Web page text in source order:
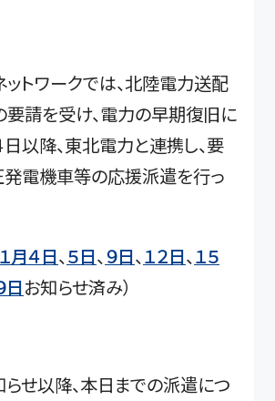
トワークでは、北陸電力送配
請を受け、電力の早期復旧に
日以降、東北電力と連携し、要
電機車等の応援派遣を行っ
月４日、５日、９日、１２日、１５
日お知らせ済み）
せ以降、本日までの派遣につ